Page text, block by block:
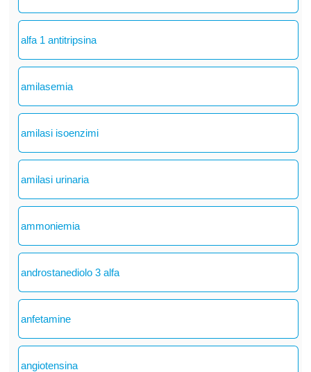
alfa 1 antitripsina
amilasemia
amilasi isoenzimi
amilasi urinaria
ammoniemia
androstanediolo 3 alfa
anfetamine
angiotensina